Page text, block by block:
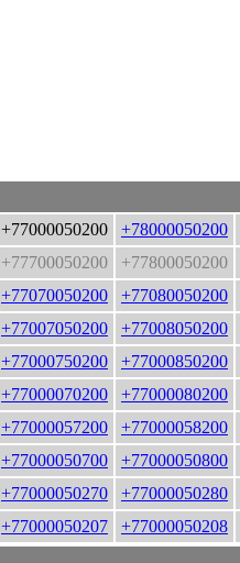
+77000050200 +78000050200
+77700050200 +77800050200
+77070050200 +77080050200
+77007050200 +77008050200
+77000750200 +77000850200
+77000070200 +77000080200
+77000057200 +77000058200
+77000050700 +77000050800
+77000050270 +77000050280
+77000050207 +77000050208